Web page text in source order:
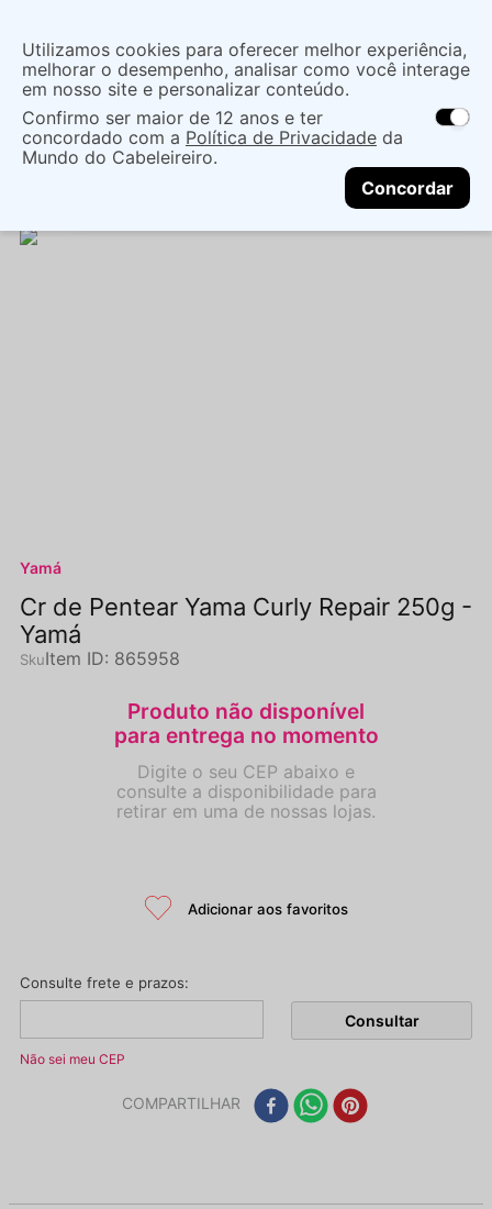
localização
As ofertas e opções de entrega variam de
acordo com a região.Não sei meu CEP
CONTINUAR
O que você procura?
Cabelo Marcas Tradicionais
Finalizadores
CR DE PENTEAR YAMA CURLY REPAIR 250G -
Yamá
Cr de Pentear Yama Curly Repair 250g -
Yamá
Item ID: 865958
Não sei meu CEP
COMPARTILHAR
Utilizamos cookies para oferecer melhor experiência,
melhorar o desempenho, analisar como você interage
em nosso site e personalizar conteúdo.
Confirmo ser maior de 12 anos e ter
concordado com a Política de Privacidade da
Mundo do Cabeleireiro.
Concordar